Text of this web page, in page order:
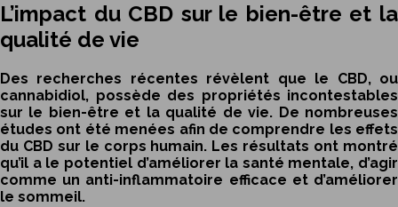
L’impact du CBD sur le bien-être et la
qualité de vie
Des recherches récentes révèlent que le CBD, ou
cannabidiol, possède des propriétés incontestables
sur le bien-être et la qualité de vie. De nombreuses
études ont été menées afin de comprendre les effets
du CBD sur le corps humain. Les résultats ont montré
qu’il a le potentiel d’améliorer la santé mentale, d’agir
comme un anti-inflammatoire efficace et d’améliorer
le sommeil.